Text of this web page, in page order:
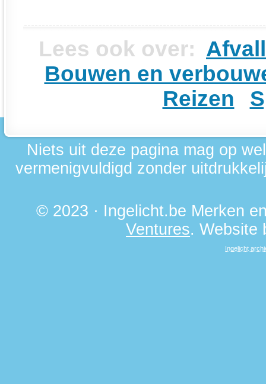
Lees ook over:
Bouwen en
Reizen
Niets uit deze pagina mag op
vermenigvuldigd zonder
© 2023 · Ingelicht.be Merken
Ventures. Website
Ingelicht